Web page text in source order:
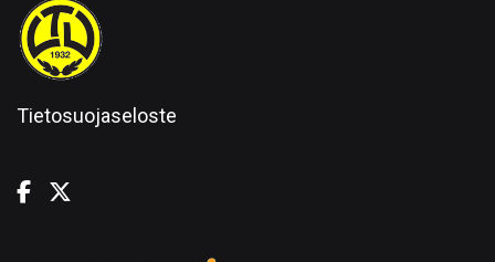
Tietosuojaseloste